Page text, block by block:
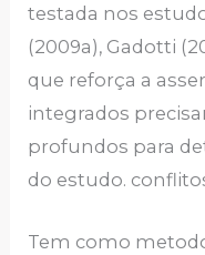
testada nos
(2009a), Gadotti
que reforça a
integrados
profundos para
do estudo.
Tem como